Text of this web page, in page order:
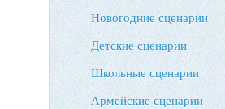
Новогодние сценарии
Детские сценарии
Школьные сценарии
Армейские сценарии